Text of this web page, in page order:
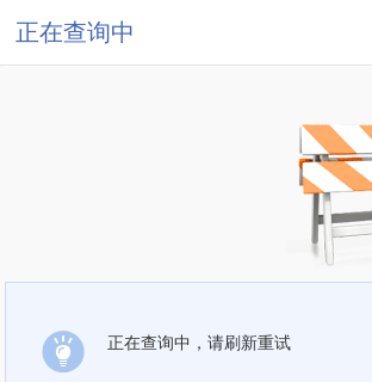
正在查询中
正在查询中，请刷新重试